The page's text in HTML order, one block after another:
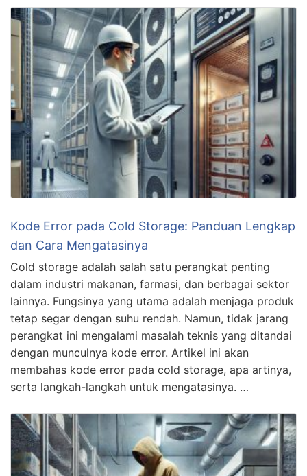
Kode Error pada Cold Storage: Panduan Lengkap
dan Cara Mengatasinya
Cold storage adalah salah satu perangkat penting
dalam industri makanan, farmasi, dan berbagai sektor
lainnya. Fungsinya yang utama adalah menjaga produk
tetap segar dengan suhu rendah. Namun, tidak jarang
perangkat ini mengalami masalah teknis yang ditandai
dengan munculnya kode error. Artikel ini akan
membahas kode error pada cold storage, apa artinya,
serta langkah-langkah untuk mengatasinya. …